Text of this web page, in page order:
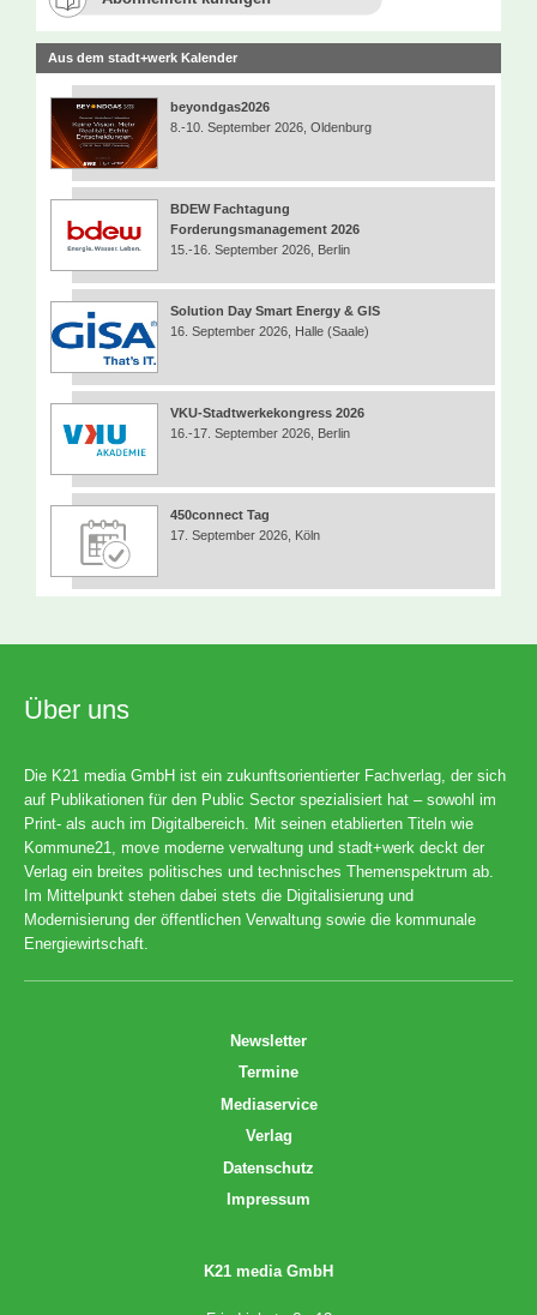
Aus dem stadt+werk Kalender
beyondgas2026
8.-10. September 2026, Oldenburg
BDEW Fachtagung
Forderungsmanagement 2026
15.-16. September 2026, Berlin
Solution Day Smart Energy & GIS
16. September 2026, Halle (Saale)
VKU-Stadtwerkekongress 2026
16.-17. September 2026, Berlin
450connect Tag
17. September 2026, Köln
Über uns
Die K21 media GmbH ist ein zukunftsorientierter Fachverlag, der sich
auf Publikationen für den Public Sector spezialisiert hat – sowohl im
Print- als auch im Digitalbereich. Mit seinen etablierten Titeln wie
Kommune21, move moderne verwaltung und stadt+werk deckt der
Verlag ein breites politisches und technisches Themenspektrum ab.
Im Mittelpunkt stehen dabei stets die Digitalisierung und
Modernisierung der öffentlichen Verwaltung sowie die kommunale
Energiewirtschaft.
Newsletter
Termine
Mediaservice
Verlag
Datenschutz
Impressum
K21 media GmbH